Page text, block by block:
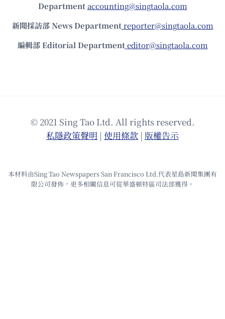
Department accounting@singtaola.com
新聞採訪部 News Department reporter@singtaola.com
編輯部 Editorial Department editor@singtaola.com
© 2021 Sing Tao Ltd. All rights reserved.
私隱政策聲明 | 使⽤條款 | 版權告⽰
本材料由Sing Tao Newspapers San Francisco Ltd.代表星島新聞集團有
限公司發佈，更多相關信息可從華盛頓特區司法部獲得。